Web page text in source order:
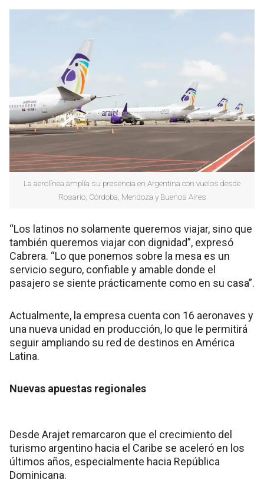
La aerolínea amplía su presencia en Argentina con vuelos desde
Rosario, Córdoba, Mendoza y Buenos Aires
“Los latinos no solamente queremos viajar, sino que
también queremos viajar con dignidad”, expresó
Cabrera. “Lo que ponemos sobre la mesa es un
servicio seguro, confiable y amable donde el
pasajero se siente prácticamente como en su casa”.
Actualmente, la empresa cuenta con 16 aeronaves y
una nueva unidad en producción, lo que le permitirá
seguir ampliando su red de destinos en América
Latina.
Nuevas apuestas regionales
Desde Arajet remarcaron que el crecimiento del
turismo argentino hacia el Caribe se aceleró en los
últimos años, especialmente hacia República
Dominicana.